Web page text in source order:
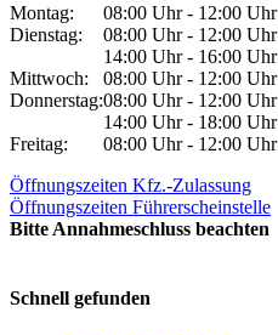
Montag:
08:00 Uhr - 12:00 Uhr
Dienstag:
08:00 Uhr - 12:00 Uhr
14:00 Uhr - 16:00 Uhr
Mittwoch:
08:00 Uhr - 12:00 Uhr
Donnerstag:08:00 Uhr - 12:00 Uhr
14:00 Uhr - 18:00 Uhr
Freitag:
08:00 Uhr - 12:00 Uhr
Öffnungszeiten Kfz.-Zulassung
Öffnungszeiten Führerscheinstelle
Bitte Annahmeschluss beachten
Schnell gefunden